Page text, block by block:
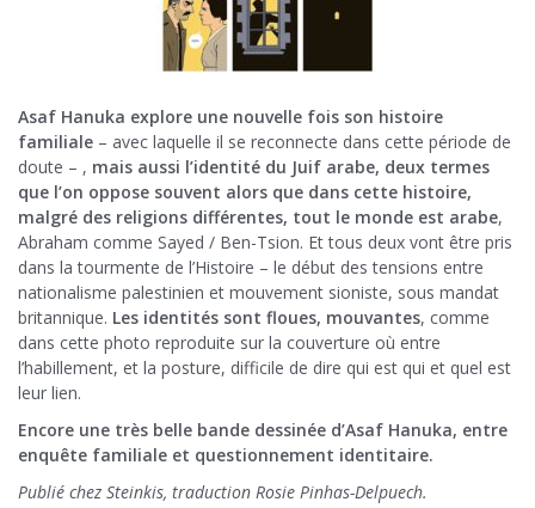
Asaf Hanuka explore une nouvelle fois son histoire
familiale – avec laquelle il se reconnecte dans cette période de
doute – , mais aussi l’identité du Juif arabe, deux termes
que l’on oppose souvent alors que dans cette histoire,
malgré des religions différentes, tout le monde est arabe,
Abraham comme Sayed / Ben-Tsion. Et tous deux vont être pris
dans la tourmente de l’Histoire – le début des tensions entre
nationalisme palestinien et mouvement sioniste, sous mandat
britannique. Les identités sont floues, mouvantes, comme
dans cette photo reproduite sur la couverture où entre
l’habillement, et la posture, difficile de dire qui est qui et quel est
leur lien.
Encore une très belle bande dessinée d’Asaf Hanuka, entre
enquête familiale et questionnement identitaire.
Publié chez Steinkis, traduction Rosie Pinhas-Delpuech.